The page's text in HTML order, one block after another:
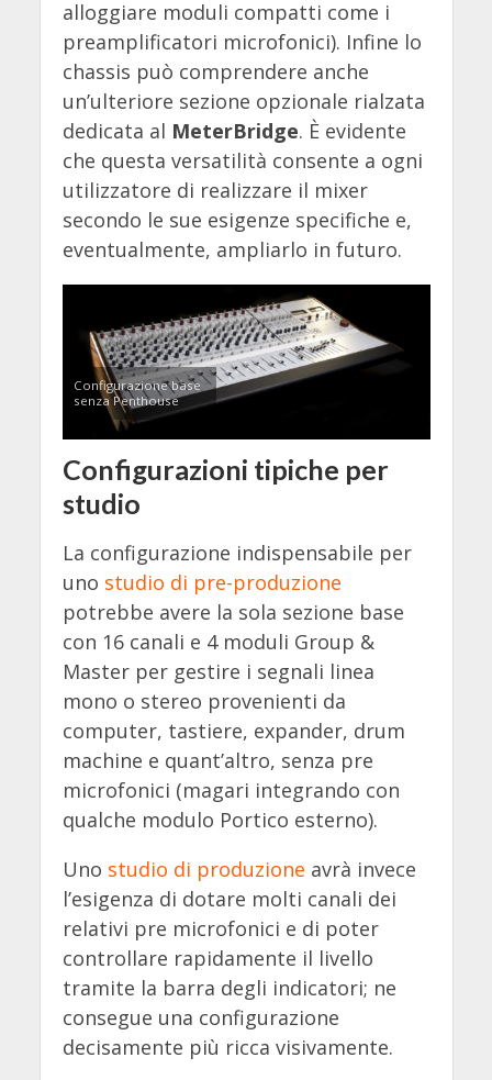
alloggiare moduli compatti come i
preamplificatori microfonici). Infine lo
chassis può comprendere anche
un’ulteriore sezione opzionale rialzata
dedicata al MeterBridge. È evidente
che questa versatilità consente a ogni
utilizzatore di realizzare il mixer
secondo le sue esigenze specifiche e,
eventualmente, ampliarlo in futuro.
Configurazione base
senza Penthouse
Configurazioni tipiche per
studio
La configurazione indispensabile per
uno studio di pre-produzione
potrebbe avere la sola sezione base
con 16 canali e 4 moduli Group &
Master per gestire i segnali linea
mono o stereo provenienti da
computer, tastiere, expander, drum
machine e quant’altro, senza pre
microfonici (magari integrando con
qualche modulo Portico esterno).
Uno studio di produzione avrà invece
l’esigenza di dotare molti canali dei
relativi pre microfonici e di poter
controllare rapidamente il livello
tramite la barra degli indicatori; ne
consegue una configurazione
decisamente più ricca visivamente.